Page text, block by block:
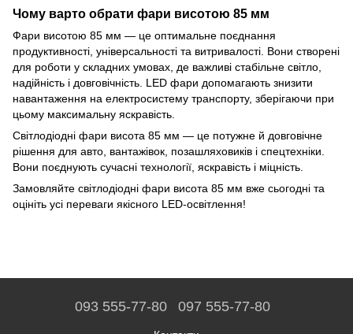
Чому варто обрати фари висотою 85 мм
Фари висотою 85 мм — це оптимальне поєднання
продуктивності, універсальності та витривалості. Вони створені
для роботи у складних умовах, де важливі стабільне світло,
надійність і довговічність. LED фари допомагають знизити
навантаження на електросистему транспорту, зберігаючи при
цьому максимальну яскравість.
Світлодіодні фари висота 85 мм — це потужне й довговічне
рішення для авто, вантажівок, позашляховиків і спецтехніки.
Вони поєднують сучасні технології, яскравість і міцність.
Замовляйте світлодіодні фари висота 85 мм вже сьогодні та
оцініть усі переваги якісного LED-освітлення!
093 555-77-80 097 555-77-80